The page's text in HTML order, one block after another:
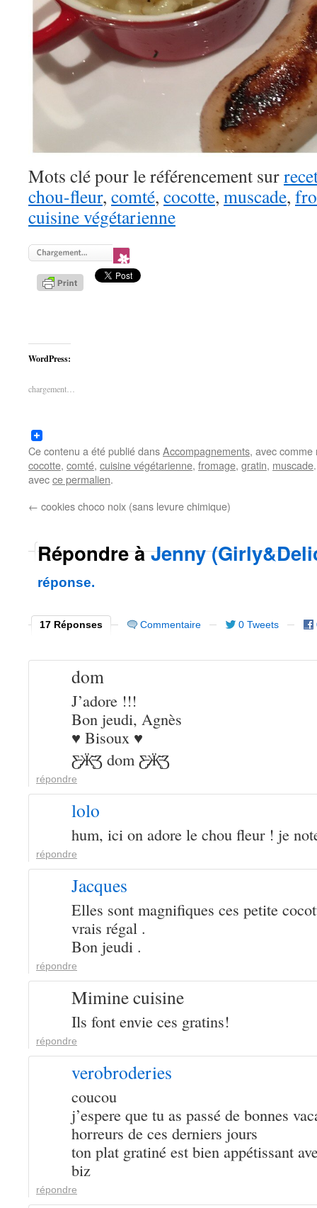
Mots clé pour le référencement sur
chou-fleur, comté, cocotte, muscade,
cuisine végétarienne
WordPress:
chargement…
Ce contenu a été publié dansAccompagnements, avec
cocotte, comté, cuisine végétarienne, fromage, gratin, muscade
avecce permalien.
← cookies choco noix (sans levure chimique)
Répondre àJenny
réponse.
17 Réponses Commentaire 0 Tweets
dom
J’adore !!!
Bon jeudi, Agnès
♥ Bisoux ♥
Ƹ̵̡Ӝ̵̨̄Ʒ dom Ƹ̵̡Ӝ̵̨̄Ʒ
répondre
lolo
hum, ici on adore le chou fleur ! je
répondre
Jacques
Elles sont magnifiques ces petite
vrais régal .
Bon jeudi .
répondre
Mimine cuisine
Ils font envie ces gratins!
répondre
verobroderies
coucou
j’espere que tu as passé de bonnes
horreurs de ces derniers jours
ton plat gratiné est bien appétissant
biz
répondre